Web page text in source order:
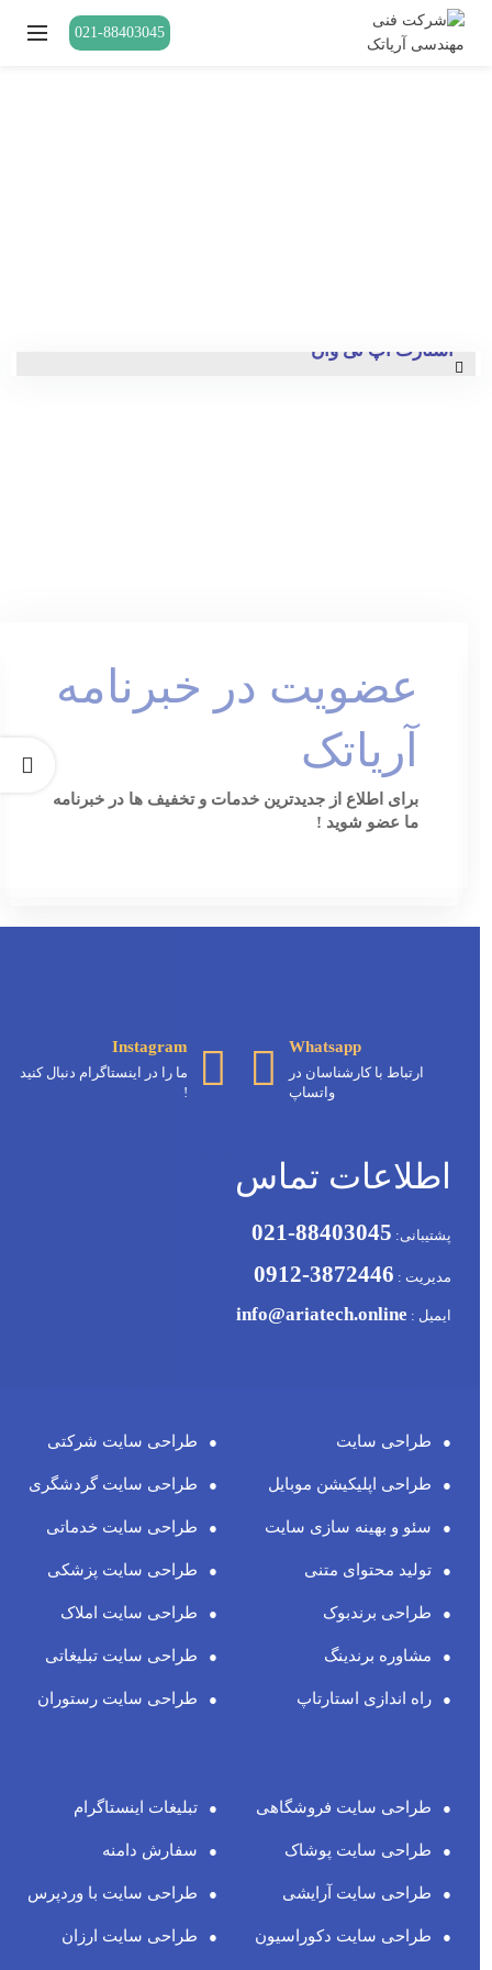
021-88403045
استارت آپ تی وان
عضویت در خبرنامه
آریاتک
برای اطلاع از جدیدترین خدمات و تخفیف ها در خبرنامه
ما عضو شوید !
Whatsapp
ارتباط با کارشناسان در
واتساپ
Instagram
ما را در اینستاگرام دنبال کنید
!
اطلاعات تماس
پشتیبانی: 88403045-021
مدیریت : 3872446-0912
ایمیل : info@ariatech.online
تبلیغات اینستاگرام
سفارش دامنه
طراحی سایت با وردپرس
طراحی سایت ارزان
طراحی سایت فروشگاهی
طراحی سایت پوشاک
طراحی سایت آرایشی
طراحی سایت دکوراسیون
طراحی سایت شرکتی
طراحی سایت گردشگری
طراحی سایت خدماتی
طراحی سایت پزشکی
طراحی سایت املاک
طراحی سایت تبلیغاتی
طراحی سایت رستوران
طراحی سایت
طراحی اپلیکیشن موبایل
سئو و بهینه سازی سایت
تولید محتوای متنی
طراحی برندبوک
مشاوره برندینگ
راه اندازی استارتاپ